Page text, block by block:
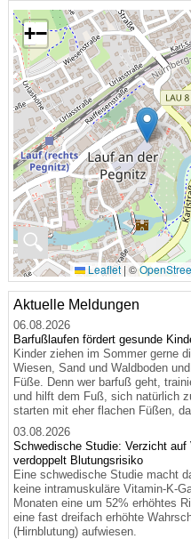
🔍
+−
Leaflet | ©
Aktuelle Meldungen
06.08.2026
Barfußlaufen fördert gesunde
Kinder ziehen im Sommer gerne
Wiesen, Sand und Waldboden
Füße. Denn wer barfuß geht,
und hilft dem Fuß, sich natürlich
starten mit eher flachen Füßen,
03.08.2026
Schwedische Studie: Verzicht auf
verdoppelt Blutungsrisiko
Eine schwedische Studie macht
keine intramuskuläre Vitamin-K-
Monaten eine um 52% erhöhtes
eine fast dreifach erhöhte
(Hirnblutung) aufwiesen.